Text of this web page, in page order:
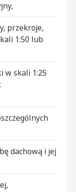
przekroje,
1:50 lub
w skali 1:25
dachową i jej